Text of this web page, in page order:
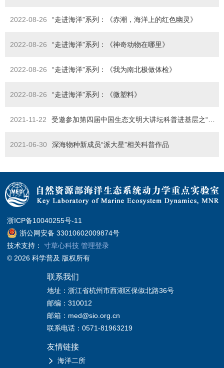
2022-08-26 “走进海洋”系列：《赤潮，海洋上的红色幽灵》
2022-08-26 “走进海洋”系列：《神奇动物在哪里》
2022-08-26 “走进海洋”系列：《我为南北极做体检》
2022-08-26 “走进海洋”系列：《微塑料》
2021-11-22
2021-06-30 深海物种新成员“派大星”相关科普作品
浙ICP备10040255号-11
浙公网安备 33010602009874号
技术支持：寸草心科技 管理登录
© 2026 科学普及 版权所有
联系我们
地址：浙江省杭州市西湖区保俶北路36号
邮编：310012
邮箱：med@sio.org.cn
联系电话：0571-81963219
友情链接
海洋二所